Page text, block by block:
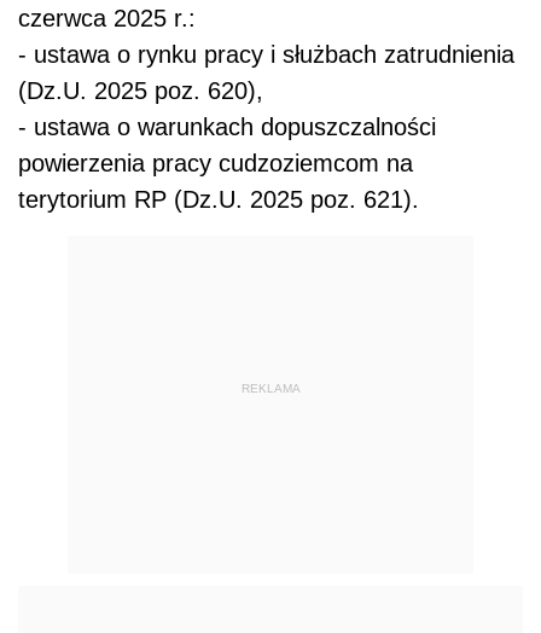
czerwca 2025 r.:
- ustawa o rynku pracy i służbach zatrudnienia
(Dz.U. 2025 poz. 620),
- ustawa o warunkach dopuszczalności
powierzenia pracy cudzoziemcom na
terytorium RP (Dz.U. 2025 poz. 621).
REKLAMA